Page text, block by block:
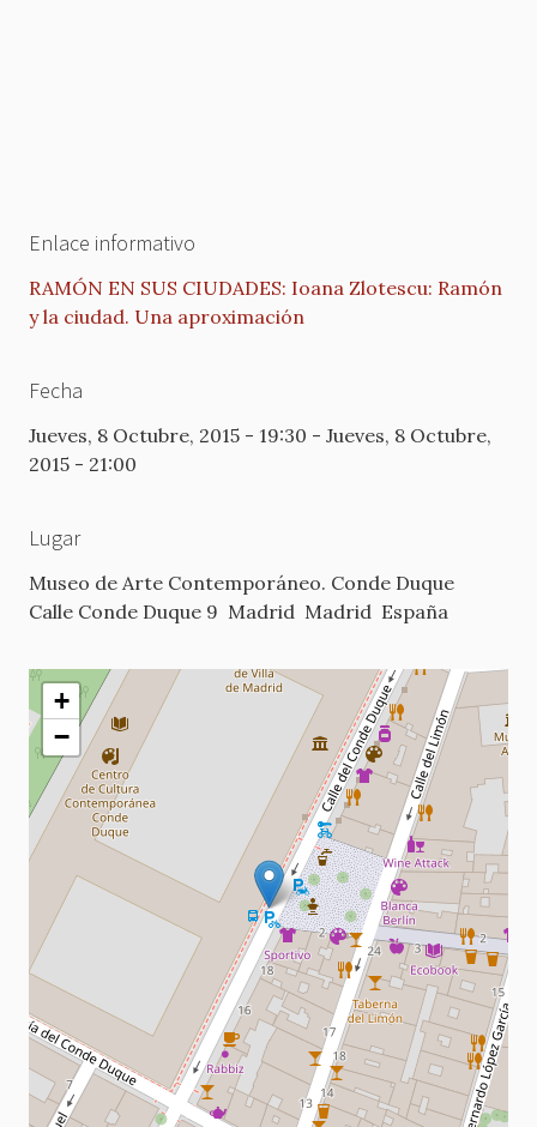
Enlace informativo
RAMÓN EN SUS CIUDADES: Ioana Zlotescu: Ramón
y la ciudad. Una aproximación
Fecha
Jueves, 8 Octubre, 2015 - 19:30 - Jueves, 8 Octubre,
2015 - 21:00
Lugar
Museo de Arte Contemporáneo. Conde Duque
Calle Conde Duque 9 Madrid Madrid España
+
−